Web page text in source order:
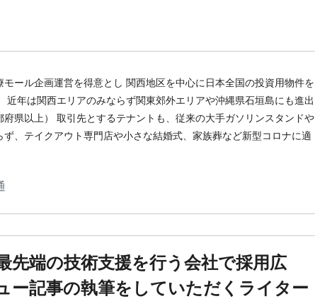
ール企画運営を得意とし 関西地区を中心に日本全国の投資用物件を
近年は関西エリアのみならず関東郊外エリアや沖縄県石垣島にも進出
府県以上） 取引先とするテナントも、従来の大手ガソリンスタンドや
、テイクアウト専門店や小さな結婚式、家族葬など新型コロナに適
先端の技術支援を行う会社で採用広
ー記事の執筆をしていただくライター